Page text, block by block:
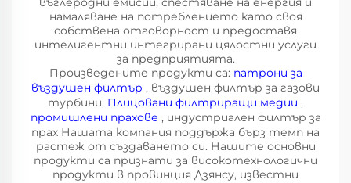
намаляване на потреблението като своя
собствена отговорност и предоставя
интелигентни интегрирани цялостни услуги
за предприятията.
Произведените продукти са: патрони за
въздушен филтър , въздушен филтър за газови
турбини, Плицовани филтриращи медии ,
промишлени прахове , индустриален филтър за
прах Нашата компания поддържа бърз темп на
растеж от създаването си. Нашите основни
продукти са признати за високотехнологични
продукти в провинция Дзянсу, известни